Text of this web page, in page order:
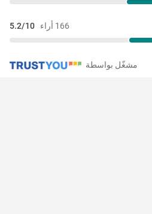
166 أراء 5.2/10
مشغّل بواسطة